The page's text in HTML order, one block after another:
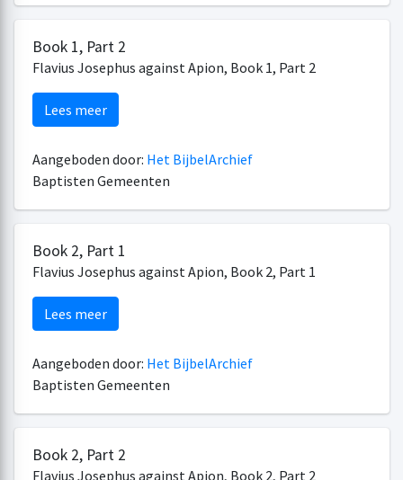
Book 1, Part 2
Flavius Josephus against Apion, Book 1, Part 2
Lees meer
Aangeboden door: Het BijbelArchief
Baptisten Gemeenten
Book 2, Part 1
Flavius Josephus against Apion, Book 2, Part 1
Lees meer
Aangeboden door: Het BijbelArchief
Baptisten Gemeenten
Book 2, Part 2
Flavius Josephus against Apion, Book 2, Part 2